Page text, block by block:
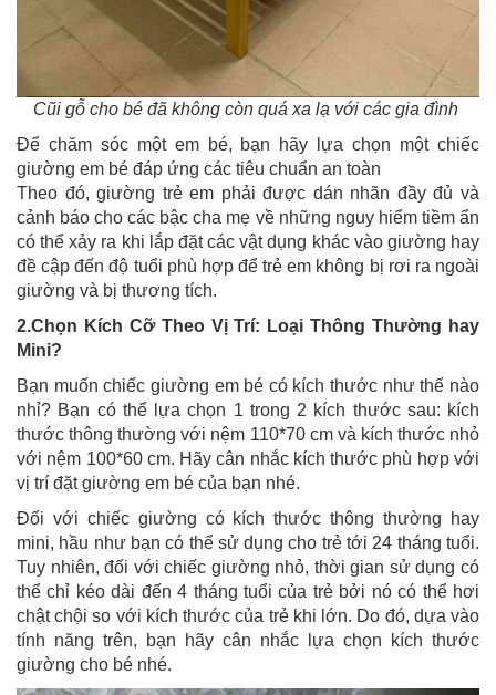
Cũi gỗ cho bé đã không còn quá xa lạ với các gia đình
Để chăm sóc một em bé, bạn hãy lựa chọn một chiếc
giường em bé đáp ứng các tiêu chuẩn an toàn
Theo đó, giường trẻ em phải được dán nhãn đầy đủ và
cảnh báo cho các bậc cha mẹ về những nguy hiểm tiềm ẩn
có thể xảy ra khi lắp đặt các vật dụng khác vào giường hay
đề cập đến độ tuổi phù hợp để trẻ em không bị rơi ra ngoài
giường và bị thương tích.
2.Chọn Kích Cỡ Theo Vị Trí: Loại Thông Thường hay
Mini?
Bạn muốn chiếc giường em bé có kích thước như thế nào
nhỉ? Bạn có thể lựa chọn 1 trong 2 kích thước sau: kích
thước thông thường với nệm 110*70 cm và kích thước nhỏ
với nệm 100*60 cm. Hãy cân nhắc kích thước phù hợp với
vị trí đặt giường em bé của bạn nhé.
Đối với chiếc giường có kích thước thông thường hay
mini, hầu như bạn có thể sử dụng cho trẻ tới 24 tháng tuổi.
Tuy nhiên, đối với chiếc giường nhỏ, thời gian sử dụng có
thể chỉ kéo dài đến 4 tháng tuổi của trẻ bởi nó có thể hơi
chật chội so với kích thước của trẻ khi lớn. Do đó, dựa vào
tính năng trên, bạn hãy cân nhắc lựa chọn kích thước
giường cho bé nhé.